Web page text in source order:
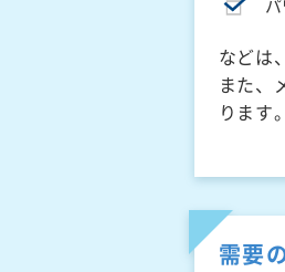
などは
また、
ります。
需要